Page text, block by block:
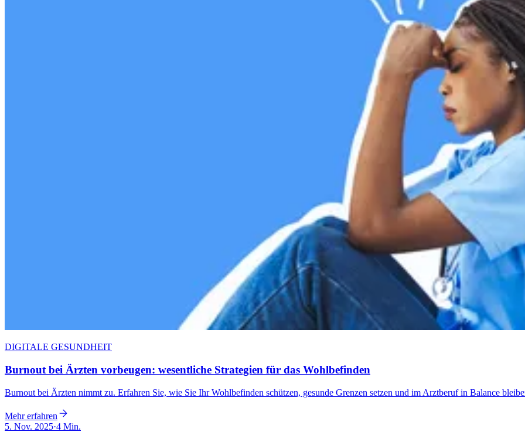
DIGITALE GESUNDHEIT
Burnout bei Ärzten vorbeugen: wesentliche Strategien für das Wohlbefinden
Burnout bei Ärzten nimmt zu. Erfahren Sie, wie Sie Ihr Wohlbefinden schützen, gesunde Grenzen setzen und im Arztberuf in Balance
Mehr erfahren
5. Nov. 2025·4 Min.